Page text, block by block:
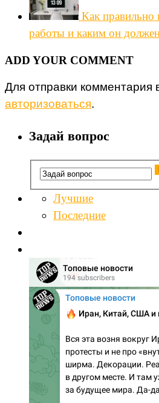
Как правильно
работы и каким он
ADD YOUR COMMENT
Для отправки комментария
авторизоваться.
Задай вопрос
Лучшие
Последние